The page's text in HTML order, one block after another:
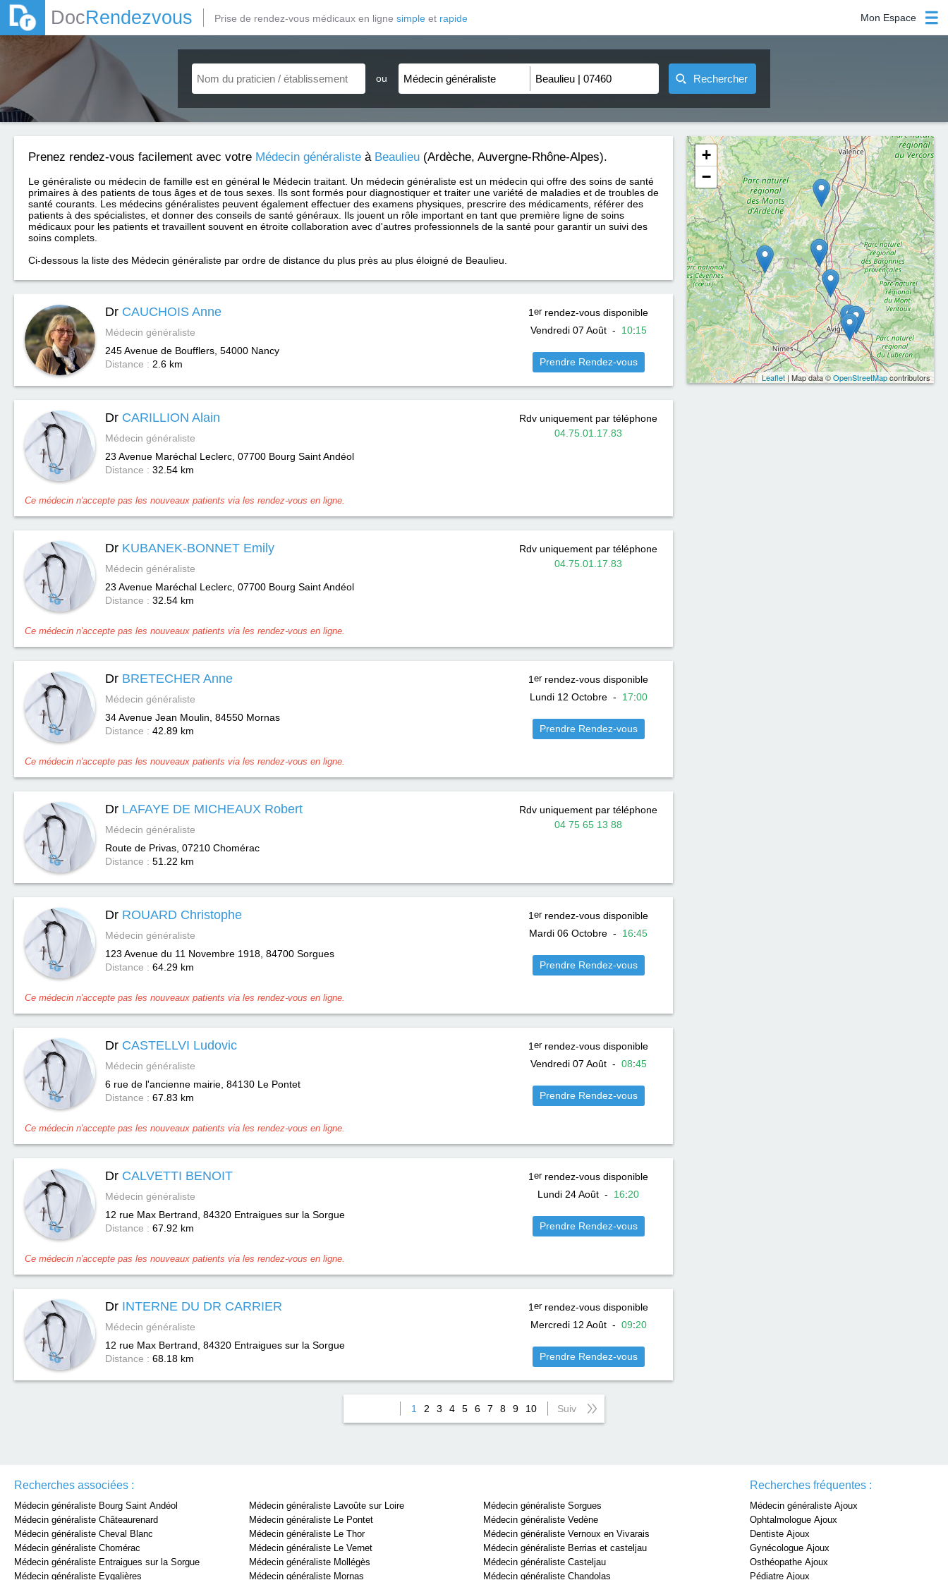
DocRendezvous Prise de rendez-vous médicaux en ligne simple et rapide Mon Espace
ou Rechercher
+
−
Leaflet| Map data ©OpenStreetMapcontributors
Prenez rendez-vous facilement avec votre Médecin généraliste à Beaulieu (Ardèche, Auvergne-Rhône-Alpes).
Le généraliste ou médecin de famille est en général le Médecin traitant. Un médecin généraliste est un médecin qui offre des soins de santé
primaires à des patients de tous âges et de tous sexes. Ils sont formés pour diagnostiquer et traiter une variété de maladies et de troubles de
santé courants. Les médecins généralistes peuvent également effectuer des examens physiques, prescrire des médicaments, référer des
patients à des spécialistes, et donner des conseils de santé généraux. Ils jouent un rôle important en tant que première ligne de soins
médicaux pour les patients et travaillent souvent en étroite collaboration avec d'autres professionnels de la santé pour garantir un suivi des
soins complets.
Ci-dessous la liste des Médecin généraliste par ordre de distance du plus près au plus éloigné de Beaulieu.
Dr CAUCHOIS Anne
Médecin généraliste
245 Avenue de Boufflers, 54000 Nancy
Distance : 2.6 km
1 errendez-vous disponible
Vendredi 07 Août- 10:15
Prendre Rendez-vous
Dr CARILLION Alain
Médecin généraliste
23 Avenue Maréchal Leclerc, 07700 Bourg Saint Andéol
Distance : 32.54 km
Rdv uniquement par téléphone
04.75.01.17.83
Ce médecin n'accepte pas les nouveaux patients via les rendez-vous en ligne.
Dr KUBANEK-BONNET Emily
Médecin généraliste
23 Avenue Maréchal Leclerc, 07700 Bourg Saint Andéol
Distance : 32.54 km
Rdv uniquement par téléphone
04.75.01.17.83
Ce médecin n'accepte pas les nouveaux patients via les rendez-vous en ligne.
Dr BRETECHER Anne
Médecin généraliste
34 Avenue Jean Moulin, 84550 Mornas
Distance : 42.89 km
1 errendez-vous disponible
Lundi 12 Octobre- 17:00
Prendre Rendez-vous
Ce médecin n'accepte pas les nouveaux patients via les rendez-vous en ligne.
Dr LAFAYE DE MICHEAUX Robert
Médecin généraliste
Route de Privas, 07210 Chomérac
Distance : 51.22 km
Rdv uniquement par téléphone
04 75 65 13 88
Dr ROUARD Christophe
Médecin généraliste
123 Avenue du 11 Novembre 1918, 84700 Sorgues
Distance : 64.29 km
1 errendez-vous disponible
Mardi 06 Octobre - 16:45
Prendre Rendez-vous
Ce médecin n'accepte pas les nouveaux patients via les rendez-vous en ligne.
Dr CASTELLVI Ludovic
Médecin généraliste
6 rue de l'ancienne mairie, 84130 Le Pontet
Distance : 67.83 km
1 errendez-vous disponible
Vendredi 07 Août- 08:45
Prendre Rendez-vous
Ce médecin n'accepte pas les nouveaux patients via les rendez-vous en ligne.
Dr CALVETTI BENOIT
Médecin généraliste
12 rue Max Bertrand, 84320 Entraigues sur la Sorgue
Distance : 67.92 km
1 errendez-vous disponible
Lundi 24 Août - 16:20
Prendre Rendez-vous
Ce médecin n'accepte pas les nouveaux patients via les rendez-vous en ligne.
Dr INTERNE DU DR CARRIER
Médecin généraliste
12 rue Max Bertrand, 84320 Entraigues sur la Sorgue
Distance : 68.18 km
1 errendez-vous disponible
Mercredi 12 Août- 09:20
Prendre Rendez-vous
1 2 3 4 5 6 7 8 9 10 Suiv
Recherches associées :
Médecin généraliste Bourg Saint Andéol
Médecin généraliste Châteaurenard
Médecin généraliste Cheval Blanc
Médecin généraliste Chomérac
Médecin généraliste Entraigues sur la Sorgue
Médecin généraliste Eygalières
Médecin généraliste Lavoûte sur Loire
Médecin généraliste Le Pontet
Médecin généraliste Le Thor
Médecin généraliste Le Vernet
Médecin généraliste Mollégès
Médecin généraliste Mornas
Médecin généraliste Sorgues
Médecin généraliste Vedène
Médecin généraliste Vernoux en Vivarais
Médecin généraliste Berrias et casteljau
Médecin généraliste Casteljau
Médecin généraliste Chandolas
Recherches fréquentes :
Médecin généraliste Ajoux
Ophtalmologue Ajoux
Dentiste Ajoux
Gynécologue Ajoux
Osthéopathe Ajoux
Pédiatre Ajoux